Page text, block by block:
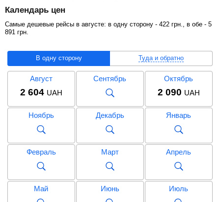
Календарь цен
Самые дешевые рейсы в августе: в одну сторону - 422 грн ., в обе - 5
891 грн
В одну сторону Туда и обратно
Август
2 604 UAH
Сентябрь Октябрь
2 090 UAH
Ноябрь Декабрь Январь
Февраль Март Апрель
Май Июнь Июль